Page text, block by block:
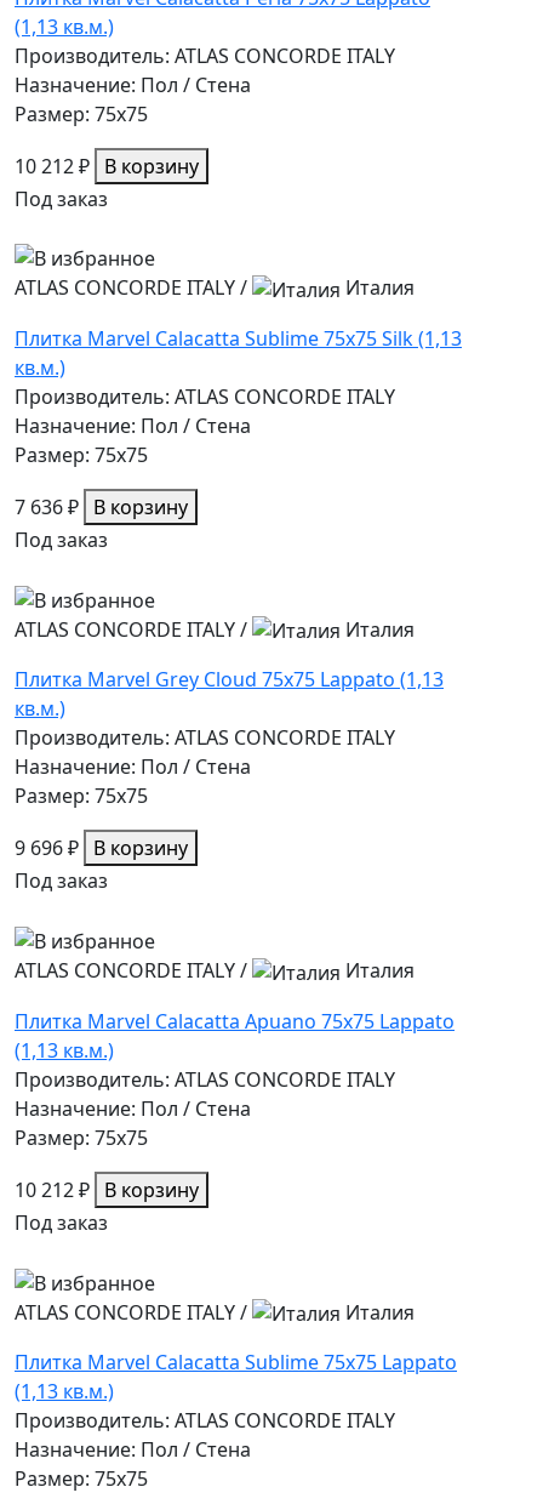
(1,13 кв.м.)
Производитель: ATLAS CONCORDE ITALY
Назначение: Пол / Стена
Размер: 75x75
10 212 ₽ В корзину
Под заказ
ATLAS CONCORDE ITALY/
Италия
Плитка Marvel Calacatta Sublime 75x75 Silk (1,13
кв.м.)
Производитель: ATLAS CONCORDE ITALY
Назначение: Пол / Стена
Размер: 75x75
7 636 ₽ В корзину
Под заказ
ATLAS CONCORDE ITALY/
Италия
Плитка Marvel Grey Cloud 75x75 Lappato (1,13
кв.м.)
Производитель: ATLAS CONCORDE ITALY
Назначение: Пол / Стена
Размер: 75x75
9 696 ₽ В корзину
Под заказ
ATLAS CONCORDE ITALY/
Италия
Плитка Marvel Calacatta Apuano 75x75 Lappato
(1,13 кв.м.)
Производитель: ATLAS CONCORDE ITALY
Назначение: Пол / Стена
Размер: 75x75
10 212 ₽ В корзину
Под заказ
ATLAS CONCORDE ITALY/
Италия
Плитка Marvel Calacatta Sublime 75x75 Lappato
(1,13 кв.м.)
Производитель: ATLAS CONCORDE ITALY
Назначение: Пол / Стена
Размер: 75x75